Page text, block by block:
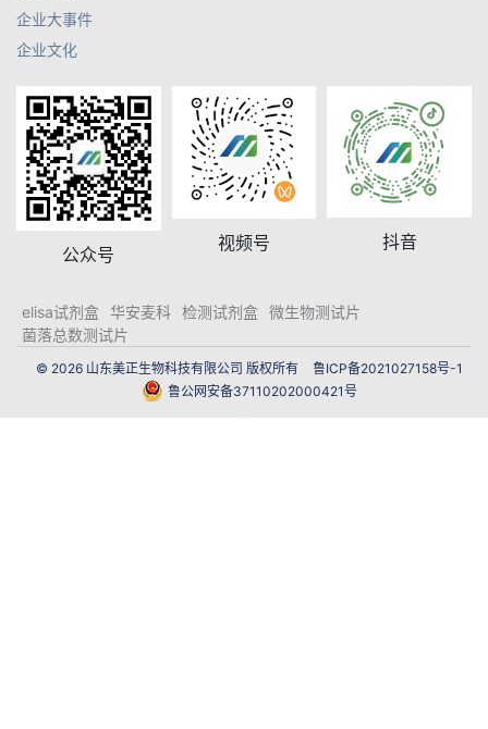
企业大事件
企业文化
公众号
视频号 抖音
elisa试剂盒 华安麦科 检测试剂盒
微生物测试片
菌落总数测试片
© 2026 山东美正生物科技有限公司 版权所有
鲁ICP备2021027158号-1
鲁公网安备37110202000421号